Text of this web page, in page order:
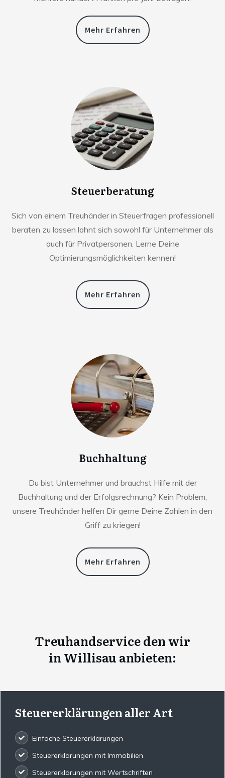
Mehr Erfahren
Steuerberatung
Sich von einem Treuhänder in Steuerfragen professionell
beraten zu lassen lohnt sich sowohl für Unternehmer als
auch für Privatpersonen. Lerne Deine
Optimierungsmöglichkeiten kennen!
Mehr Erfahren
Buchhaltung
Du bist Unternehmer und brauchst Hilfe mit der
Buchhaltung und der Erfolgsrechnung? Kein Problem,
unsere Treuhänder helfen Dir gerne Deine Zahlen in den
Griff zu kriegen!
Mehr Erfahren
Treuhandservice den wir
in Willisau anbieten:
Steuererklärungen aller Art
Einfache Steuererklärungen
Steuererklärungen mit Immobilien
Steuererklärungen mit Wertschriften